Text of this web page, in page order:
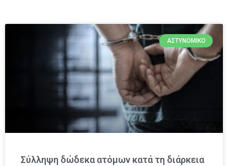
ΑΣΤΥΝΟΜΙΚΌ
Σύλληψη δώδεκα ατόμων κατά τη διάρκεια